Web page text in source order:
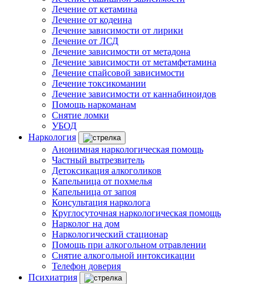
Лечение от кетамина
Лечение от кодеина
Лечение зависимости от лирики
Лечение от ЛСД
Лечение зависимости от метадона
Лечение зависимости от метамфетамина
Лечение спайсовой зависимости
Лечение токсикомании
Лечение зависимости от каннабиноидов
Помощь наркоманам
Снятие ломки
УБОД
Наркология
Анонимная наркологическая помощь
Частный вытрезвитель
Детоксикация алкоголиков
Капельница от похмелья
Капельница от запоя
Консультация нарколога
Круглосуточная наркологическая помощь
Нарколог на дом
Наркологический стационар
Помощь при алкогольном отравлении
Снятие алкогольной интоксикации
Телефон доверия
Психиатрия